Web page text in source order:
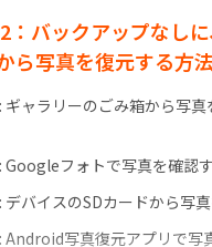
：バックアップなし
ら写真を復元する方法
ギャラリーのごみ箱から写
Googleフォトで写真を確認
デバイスのSDカードから写
Android写真復元アプリで写